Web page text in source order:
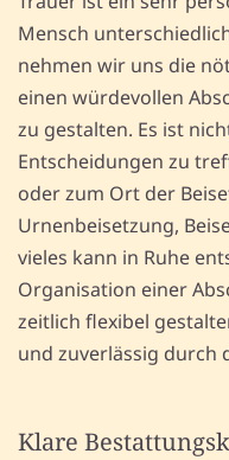
Mensch
nehmen wir uns die
einen würdevollen
zu gestalten. Es ist
Entscheidungen zu
oder zum Ort der
Urnenbeisetzung,
vieles kann in Ruhe
Organisation einer
zeitlich flexibel
und zuverlässig durch
Klare